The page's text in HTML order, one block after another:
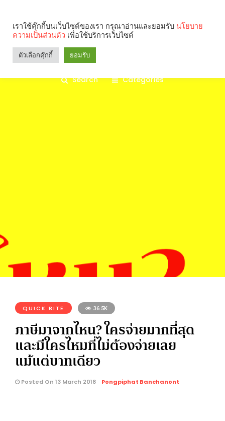
Search Categories
QUICK BITE 36.5K
ภาษีมาจากไหน? ใครจ่ายมากที่สุด
และมีใครไหมที่ไม่ต้องจ่ายเลย
แม้แต่บาทเดียว
Posted On 13 March 2018 Pongpiphat Banchanont
เราใช้คุ๊กกี้บนเว็บไซต์ของเรา กรุณาอ่านและยอมรับ นโยบาย
ความเป็นส่วนตัว เพื่อใช้บริการเว็บไซต์
ตัวเลือกคุ๊กกี้ ยอมรับ